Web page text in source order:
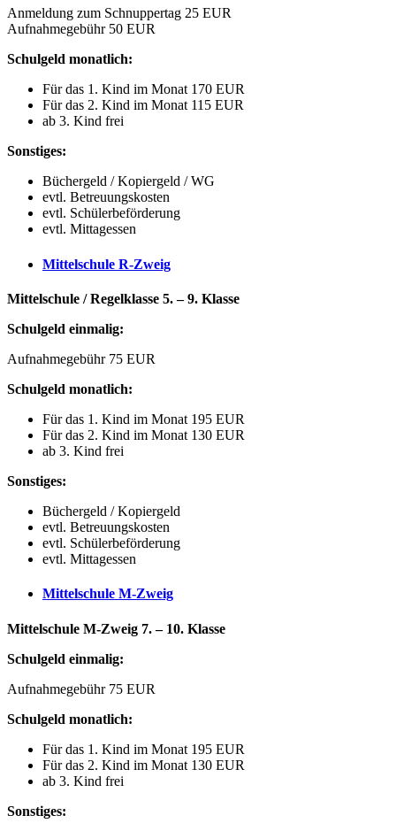
Anmeldung zum Schnuppertag 25 EUR
Aufnahmegebühr 50 EUR
Schulgeld monatlich:
Für das 1. Kind im Monat 170 EUR
Für das 2. Kind im Monat 115 EUR
ab 3. Kind frei
Sonstiges:
Büchergeld / Kopiergeld / WG
evtl. Betreuungskosten
evtl. Schülerbeförderung
evtl. Mittagessen
Mittelschule R-Zweig
Mittelschule / Regelklasse 5. – 9. Klasse
Schulgeld einmalig:
Aufnahmegebühr 75 EUR
Schulgeld monatlich:
Für das 1. Kind im Monat 195 EUR
Für das 2. Kind im Monat 130 EUR
ab 3. Kind frei
Sonstiges:
Büchergeld / Kopiergeld
evtl. Betreuungskosten
evtl. Schülerbeförderung
evtl. Mittagessen
Mittelschule M-Zweig
Mittelschule M-Zweig 7. – 10. Klasse
Schulgeld einmalig:
Aufnahmegebühr 75 EUR
Schulgeld monatlich:
Für das 1. Kind im Monat 195 EUR
Für das 2. Kind im Monat 130 EUR
ab 3. Kind frei
Sonstiges: